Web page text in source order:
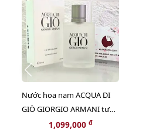
Nước hoa nam ACQUA DI
GIÒ GIORGIO ARMANI tươi
mát, hiện đại - EDT , 30ml
1,099,000 đ